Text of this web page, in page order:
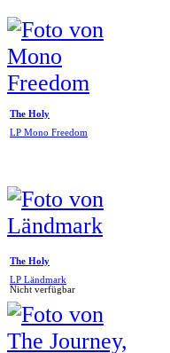
The Holy
LP Mono Freedom
The Holy
LP Ländmark
Nicht verfügbar